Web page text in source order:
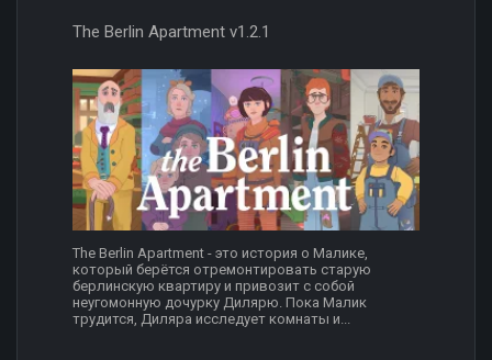
The Berlin Apartment v1.2.1
The Berlin Apartment - это история о Малике,
который берётся отремонтировать старую
берлинскую квартиру и привозит с собой
неугомонную дочурку Дилярю. Пока Малик
трудится, Диляра исследует комнаты и...